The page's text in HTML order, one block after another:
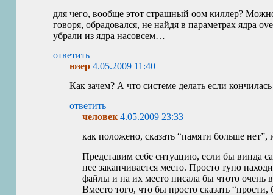
для чего, вообще этот страшный оом киллер?
говоря, обрадовался, не найдя в параметрах ядра
убрали из ядра насовсем…
ответить
юзер4.05.2009 11:40
Как зачем? А что системе делать если
ответить
человек4.05.2009 23:33
как положено, сказать “памяти больше нет”,
Представим себе ситуацию, если бы винда
нее заканчивается место. Просто тупо
файлы и на их место писала бы чтото
Вместо того, что бы просто сказать “прости,